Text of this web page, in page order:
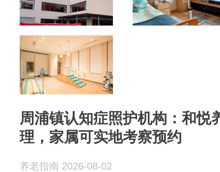
周浦镇认知症照护机构：和悦
理，家属可实地考察预约
养老指南 2026-08-02